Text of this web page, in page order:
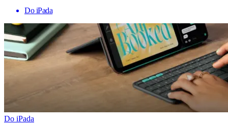
Do iPada
Do iPada